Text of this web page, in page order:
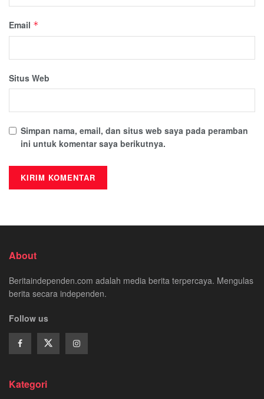
Email *
Situs Web
Simpan nama, email, dan situs web saya pada peramban
ini untuk komentar saya berikutnya.
About
Beritaindependen.com adalah media berita terpercaya. Mengulas
berita secara independen.
Follow us
Kategori